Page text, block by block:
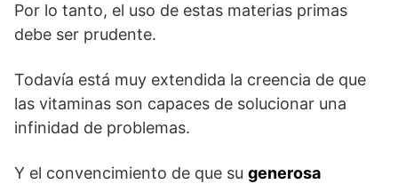
Por lo tanto, el uso de estas materias primas
debe ser prudente.
Todavía está muy extendida la creencia de que
las vitaminas son capaces de solucionar una
infinidad de problemas.
Y el convencimiento de que su generosa